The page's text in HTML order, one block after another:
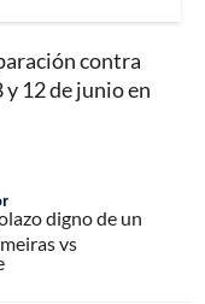
contra
12 de junio en
digno de un
vs